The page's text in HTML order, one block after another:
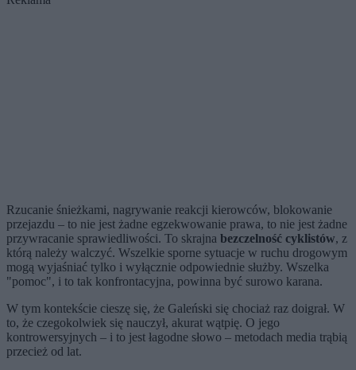
Rzucanie śnieżkami, nagrywanie reakcji kierowców, blokowanie
przejazdu – to nie jest żadne egzekwowanie prawa, to nie jest żadne
przywracanie sprawiedliwości. To skrajna bezczelność cyklistów, z
którą należy walczyć. Wszelkie sporne sytuacje w ruchu drogowym
mogą wyjaśniać tylko i wyłącznie odpowiednie służby. Wszelka
"pomoc", i to tak konfrontacyjna, powinna być surowo karana.
W tym kontekście cieszę się, że Galeński się chociaż raz doigrał. W
to, że czegokolwiek się nauczył, akurat wątpię. O jego
kontrowersyjnych – i to jest łagodne słowo – metodach media trąbią
przecież od lat.